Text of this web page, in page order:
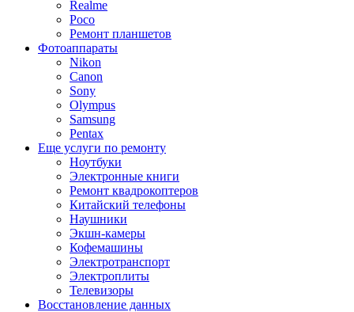
Realme
Poco
Ремонт планшетов
Фотоаппараты
Nikon
Canon
Sony
Olympus
Samsung
Pentax
Еще услуги по ремонту
Ноутбуки
Электронные книги
Ремонт квадрокоптеров
Китайский телефоны
Наушники
Экшн-камеры
Кофемашины
Электротранспорт
Электроплиты
Телевизоры
Восстановление данных